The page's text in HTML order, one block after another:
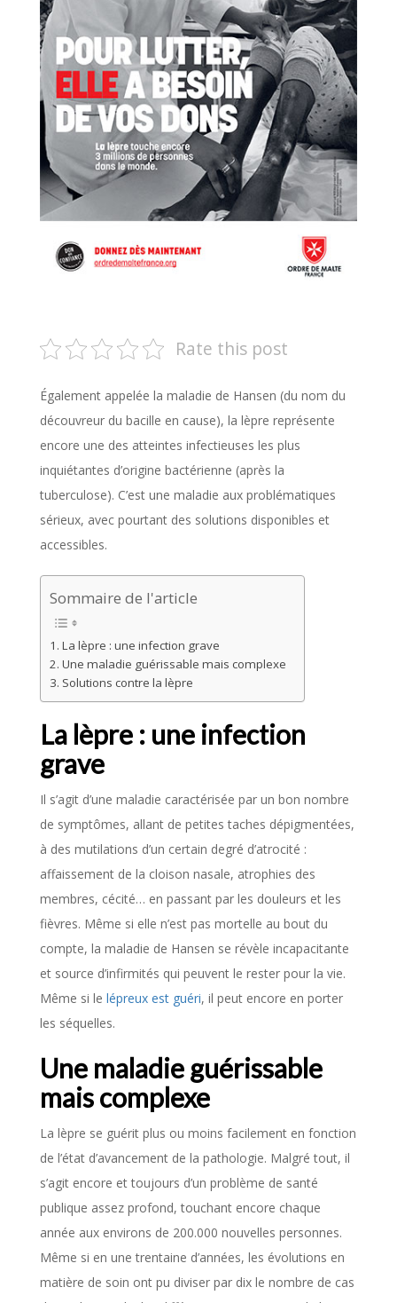
Rate this post
Également appelée la maladie de Hansen (du nom du
découvreur du bacille en cause), la lèpre représente
encore une des atteintes infectieuses les plus
inquiétantes d’origine bactérienne (après la
tuberculose). C’est une maladie aux problématiques
sérieux, avec pourtant des solutions disponibles et
accessibles.
Sommaire de l'article
La lèpre : une infection grave
Une maladie guérissable mais complexe
Solutions contre la lèpre
La lèpre : une infection
grave
Il s’agit d’une maladie caractérisée par un bon nombre
de symptômes, allant de petites taches dépigmentées,
à des mutilations d’un certain degré d’atrocité :
affaissement de la cloison nasale, atrophies des
membres, cécité… en passant par les douleurs et les
fièvres. Même si elle n’est pas mortelle au bout du
compte, la maladie de Hansen se révèle incapacitante
et source d’infirmités qui peuvent le rester pour la vie.
Même si le lépreux est guéri, il peut encore en porter
les séquelles.
Une maladie guérissable
mais complexe
La lèpre se guérit plus ou moins facilement en fonction
de l’état d’avancement de la pathologie. Malgré tout, il
s’agit encore et toujours d’un problème de santé
publique assez profond, touchant encore chaque
année aux environs de 200.000 nouvelles personnes.
Même si en une trentaine d’années, les évolutions en
matière de soin ont pu diviser par dix le nombre de cas